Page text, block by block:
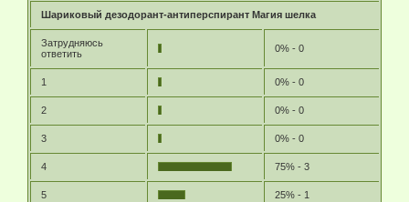
Шариковый дезодорант-антиперспирант Магия шелка
Затрудняюсь
ответить
0% - 0
1 0% - 0
2 0% - 0
3 0% - 0
4 75% - 3
5 25% - 1